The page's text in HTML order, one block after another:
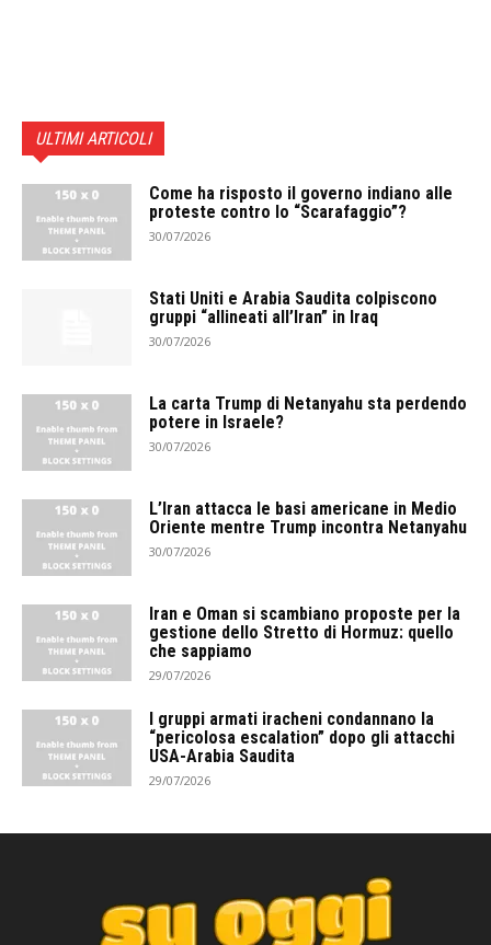
ULTIMI ARTICOLI
Come ha risposto il governo indiano alle
proteste contro lo “Scarafaggio”?
30/07/2026
Stati Uniti e Arabia Saudita colpiscono
gruppi “allineati all’Iran” in Iraq
30/07/2026
La carta Trump di Netanyahu sta perdendo
potere in Israele?
30/07/2026
L’Iran attacca le basi americane in Medio
Oriente mentre Trump incontra Netanyahu
30/07/2026
Iran e Oman si scambiano proposte per la
gestione dello Stretto di Hormuz: quello
che sappiamo
29/07/2026
I gruppi armati iracheni condannano la
“pericolosa escalation” dopo gli attacchi
USA-Arabia Saudita
29/07/2026